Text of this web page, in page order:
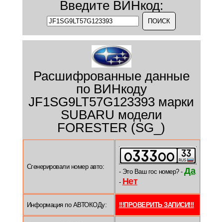
Введите ВИНкод:
Расшифрованные данные
по ВИНкоду
JF1SG9LT57G123393 марки
SUBARU модели
FORESTER (SG_)
Сгенерировали номер авто:
- Это Ваш гос номер? - Да
- Нет
Информация по АВТОКОДу: !!!ПРОВЕРИТЬ ЗАПИСИ!!!